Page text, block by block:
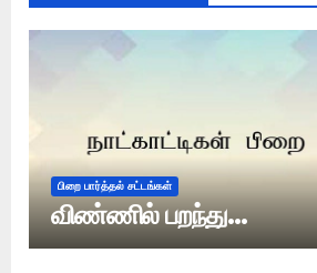
பிறை பார்த்தல் சட்டங்கள்
விண்ணில் பறந்து…